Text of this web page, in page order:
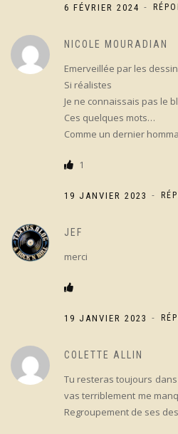
6 FÉVRIER 2024 -
NICOLE MOURADIAN
Emerveillée par les
Si réalistes
Je ne connaissais pas le
Ces quelques mots…
Comme un dernier
1
19 JANVIER 2023 -
JEF
merci
19 JANVIER 2023 -
COLETTE ALLIN
Tu resteras toujours
vas terriblement me
Regroupement de ses